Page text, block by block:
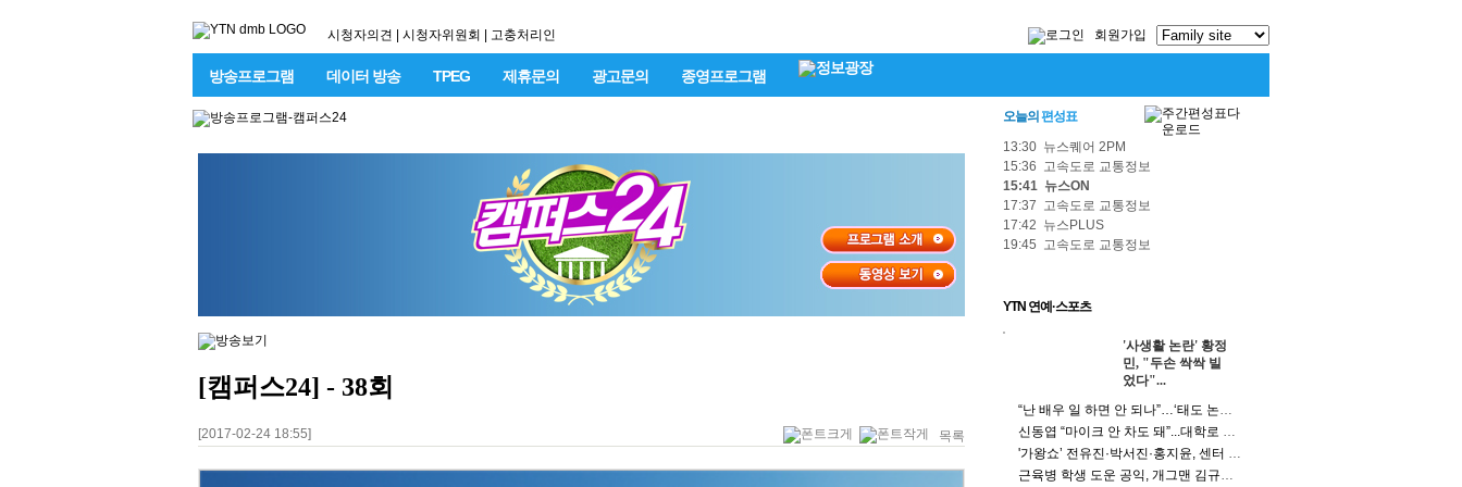
시청자의견 시청자위원회 고충처리인 회원가입
방송프로그램 데이터 방송 TPEG 제휴문의 광고문의 종영프로그램
[캠퍼스24] - 38회
[2017-02-24 18:55] 목록
오늘의 편성표
13:30 뉴스퀘어 2PM
15:36 고속도로 교통정보
15:41 뉴스ON
17:37 고속도로 교통정보
17:42 뉴스PLUS
19:45 고속도로 교통정보
YTN 연예·스포츠
'사생활 논란' 황정
민, "두손 싹싹 빌
었다"...
“난 배우 일 하면 안 되나”…‘태도 논란’ 정준원의 고백
신동엽 “마이크 안 차도 돼”...대학로 소극장 발언에 사과
'가왕쇼’ 전유진·박서진·홍지윤, 센터 자리 위한 '관객 쟁탈전'
근육병 학생 도운 공익, 개그맨 김규원이었다…SNS 달군 미담